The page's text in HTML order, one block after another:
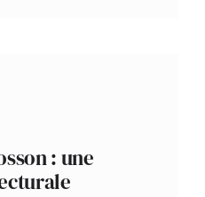
: une